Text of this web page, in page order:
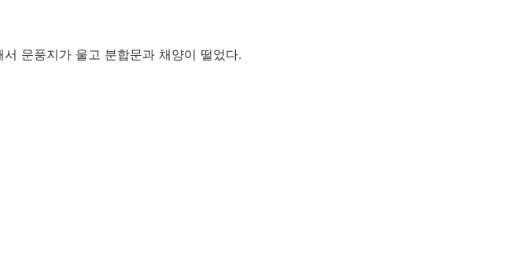
문풍지가 울고 분합문과 채양이 떨었다.